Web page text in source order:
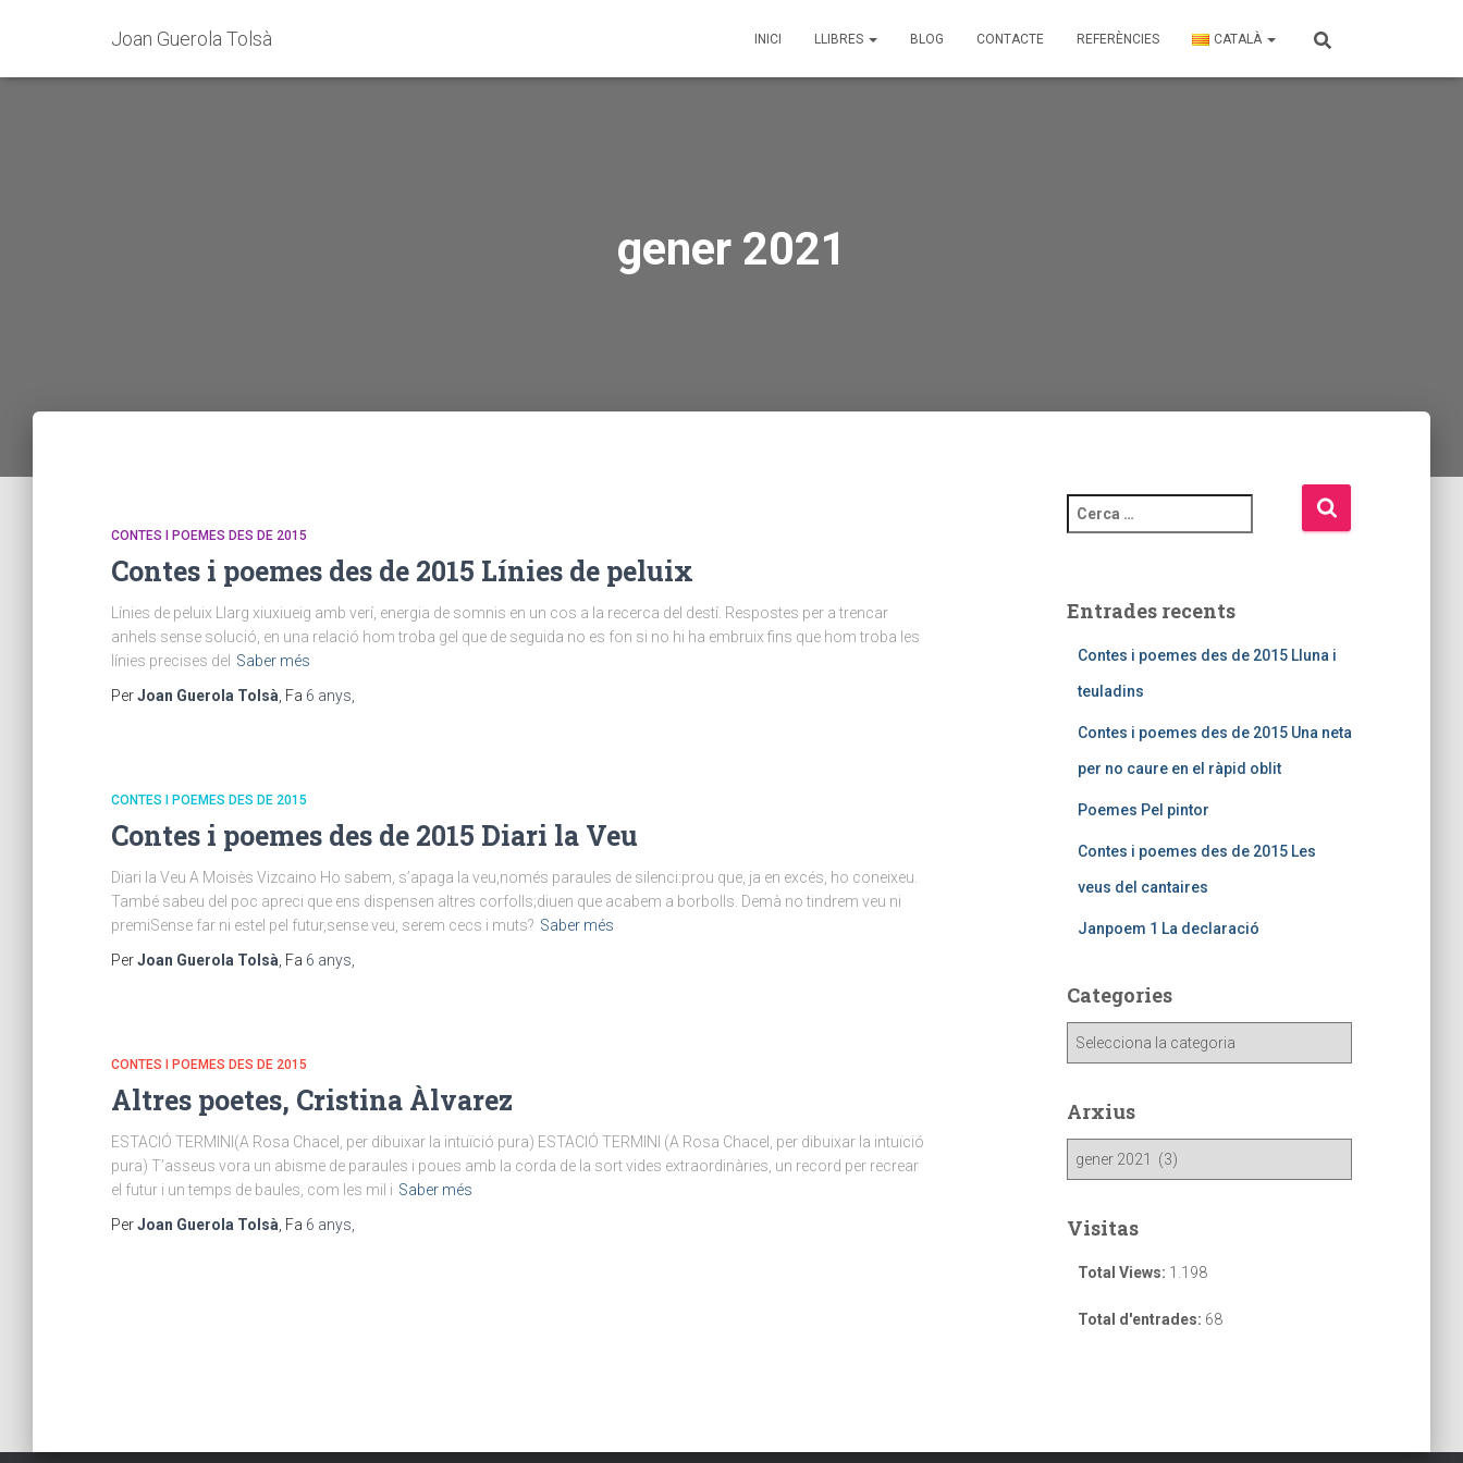
Joan Guerola Tolsà INICI LLIBRES BLOG CONTACTE REFERÈNCIES CATALÀ
gener 2021
CONTES I POEMES DES DE 2015
Contes i poemes des de 2015 Línies de peluix
Línies de peluix Llarg xiuxiueig amb verí, energia de somnis en un cos a la recerca del destí. Respostes per a trencar
anhels sense solució, en una relació hom troba gel que de seguida no es fon si no hi ha embruix fins que hom troba les
línies precises del Saber més
PerJoan Guerola Tolsà , Fa 6 anys
CONTES I POEMES DES DE 2015
Contes i poemes des de 2015 Diari la Veu
Diari la Veu A Moisès Vizcaino Ho sabem, s’apaga la veu,només paraules de silenci:prou que, ja en excés, ho coneixeu.
També sabeu del poc apreci que ens dispensen altres corfolls;diuen que acabem a borbolls. Demà no tindrem veu ni
premiSense far ni estel pel futur,sense veu, serem cecs i muts? Saber més
PerJoan Guerola Tolsà , Fa 6 anys
CONTES I POEMES DES DE 2015
Altres poetes, Cristina Àlvarez
ESTACIÓ TERMINI(A Rosa Chacel, per dibuixar la intuïció pura) ESTACIÓ TERMINI (A Rosa Chacel, per dibuixar la intuïció
pura) T’asseus vora un abisme de paraules i poues amb la corda de la sort vides extraordinàries, un record per recrear
el futur i un temps de baules, com les mil i Saber més
PerJoan Guerola Tolsà , Fa 6 anys
Entrades recents
Contes i poemes des de 2015 Lluna i
teuladins
Contes i poemes des de 2015 Una neta
per no caure en el ràpid oblit
Poemes Pel pintor
Contes i poemes des de 2015 Les
veus del cantaires
Janpoem 1 La declaració
Categories
Arxius
Visitas
Total Views: 1.198
Total d'entrades: 68